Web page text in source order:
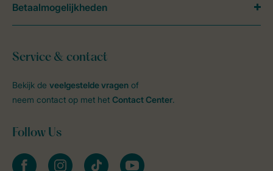
Service & contact
Bekijk de veelgestelde vragen of
neem contact op met het Contact Center.
Follow Us
facebookinstagramtiktok youtube
Betaalmogelijkheden